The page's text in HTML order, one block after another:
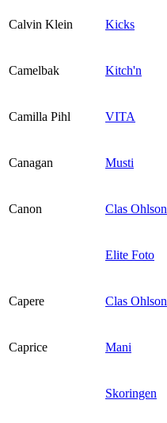
Calvin Klein Kicks
Camelbak Kitch'n
Camilla Pihl VITA
Canagan Musti
Canon Clas Ohlson
Elite Foto
Capere Clas Ohlson
Caprice Mani
Skoringen